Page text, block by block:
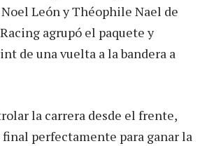
León y Théophile Nael de
agrupó el paquete y
de una vuelta a la bandera a
la carrera desde el frente,
perfectamente para ganar la